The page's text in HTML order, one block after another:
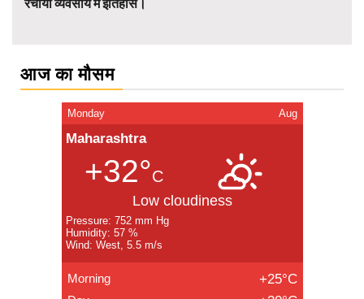
रचाया व्यवसाय में इतिहास।
आज का मौसम
Monday Aug
Maharashtra
+32°C
Low cloudiness
Pressure: 752 mm Hg
Humidity: 57 %
Wind: West, 5.5 m/s
Morning +25°C